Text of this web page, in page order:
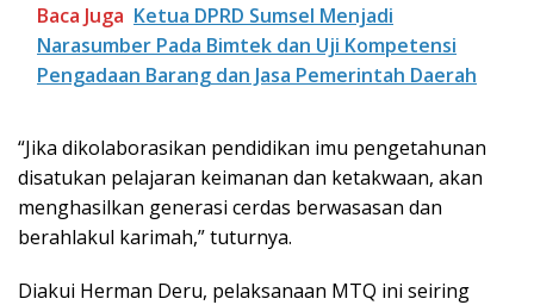
Baca Juga Ketua DPRD Sumsel Menjadi
Narasumber Pada Bimtek dan Uji Kompetensi
Pengadaan Barang dan Jasa Pemerintah Daerah
“Jika dikolaborasikan pendidikan imu pengetahunan
disatukan pelajaran keimanan dan ketakwaan, akan
menghasilkan generasi cerdas berwasasan dan
berahlakul karimah,” tuturnya.
Diakui Herman Deru, pelaksanaan MTQ ini seiring